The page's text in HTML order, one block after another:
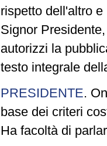
rispetto dell'altro
Signor
autorizzi la
testo integrale
PRESIDENTE.
base dei criteri
Ha facoltà di